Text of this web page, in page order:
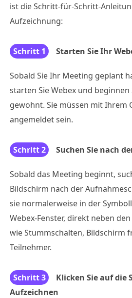
ist die Schritt-für-Schritt-
Aufzeichnung:
Schritt 1 Starten Sie Ihr
Sobald Sie Ihr Meeting geplant
starten Sie Webex und
gewohnt. Sie müssen mit Ihrem
angemeldet sein.
Schritt 2 Suchen Sie nach
Sobald das Meeting beginnt,
Bildschirm nach der
sie normalerweise in der
Webex-Fenster, direkt neben
wie Stummschalten, Bildschirm
Teilnehmer.
Schritt 3
Klicken Sie auf die
Aufzeichnen